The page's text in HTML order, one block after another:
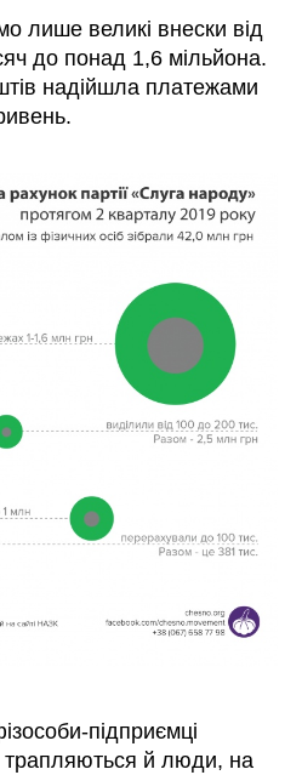
лише великі внески від
до понад 1,6 мільйона.
надійшла платежами
підприємці
й люди, на